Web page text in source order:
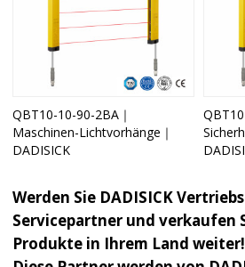
QBT10-10-90-2BA｜
Maschinen-Lichtvorhänge｜
DADISICK
Werden Sie DADISICK
Servicepartner und verkaufen
Produkte in Ihrem Land weiter!